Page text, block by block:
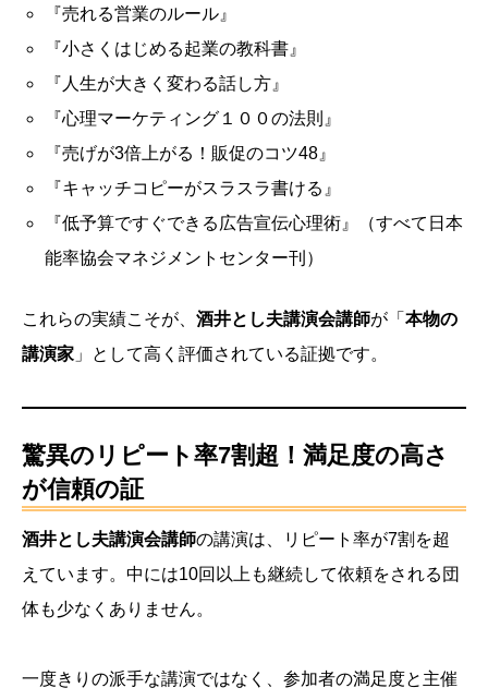
『売れる営業のルール』
『小さくはじめる起業の教科書』
『人生が大きく変わる話し方』
『心理マーケティング１００の法則』
『売げが3倍上がる！販促のコツ48』
『キャッチコピーがスラスラ書ける』
『低予算ですぐできる広告宣伝心理術』（すべて日本
能率協会マネジメントセンター刊）
これらの実績こそが、 酒井とし夫講演会講師が「 本物の
講演家 」として高く評価されている証拠です。
驚異のリピート率7割超！満足度の高さ
が信頼の証
酒井とし夫講演会講師の講演は、リピート率が7割を超
えています。中には10回以上も継続して依頼をされる団
体も少なくありません。
一度きりの派手な講演ではなく、参加者の満足度と主催